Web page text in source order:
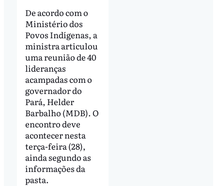
De acordo com o
Ministério dos
Povos Indígenas, a
ministra articulou
uma reunião de 40
lideranças
acampadas com o
governador do
Pará, Helder
Barbalho (MDB). O
encontro deve
acontecer nesta
terça-feira (28),
ainda segundo as
informações da
pasta.